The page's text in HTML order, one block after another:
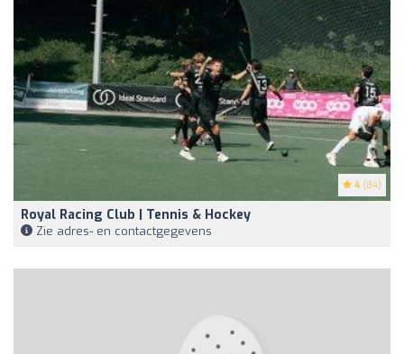
4 (84)
Royal Racing Club | Tennis & Hockey
Zie adres- en contactgegevens